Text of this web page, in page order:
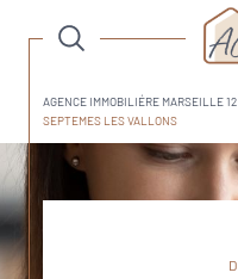
AGENCE IMMOBILIÉRE MARSEILLE 12
SEPTEMES LES VALLONS